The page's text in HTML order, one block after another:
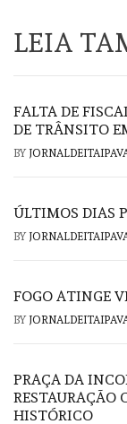
LEIA
FALTA DE
DE TRÂNSITO
BY
ÚLTIMOS DIAS
BY
FOGO ATINGE
BY
PRAÇA DA
RESTAURAÇÃO
HISTÓRICO